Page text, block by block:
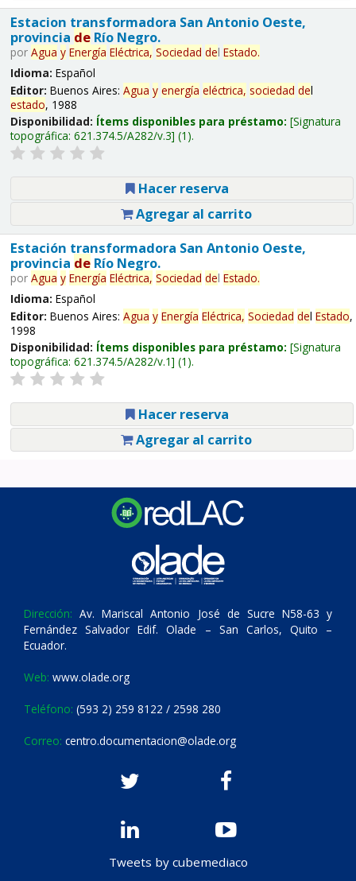
Estacion transformadora San Antonio Oeste,
provincia deRío Negro.
por Agua y Energía Eléctrica, Sociedad del Estado.
Idioma: Español
Editor: Buenos Aires: Agua y energía eléctrica, sociedad del
estado, 1988
Disponibilidad: Ítems disponibles para préstamo: Signatura
topográfica: 621.374.5/A282/v.3 (1).
Hacer reserva
Agregar al carrito
Estación transformadora San Antonio Oeste,
provincia deRío Negro.
por Agua y Energía Eléctrica, Sociedad del Estado.
Idioma: Español
Editor: Buenos Aires: Agua y Energía Eléctrica, Sociedad del Estado,
1998
Disponibilidad: Ítems disponibles para préstamo: Signatura
topográfica: 621.374.5/A282/v.1 (1).
Hacer reserva
Agregar al carrito
Dirección: Av. Mariscal Antonio José de Sucre N58-63 y
Fernández Salvador Edif. Olade – San Carlos, Quito –
Ecuador.
Web: www.olade.org
Teléfono: (593 2) 259 8122 / 2598 280
Correo: centro.documentacion@olade.org
Tweets by cubemediaco